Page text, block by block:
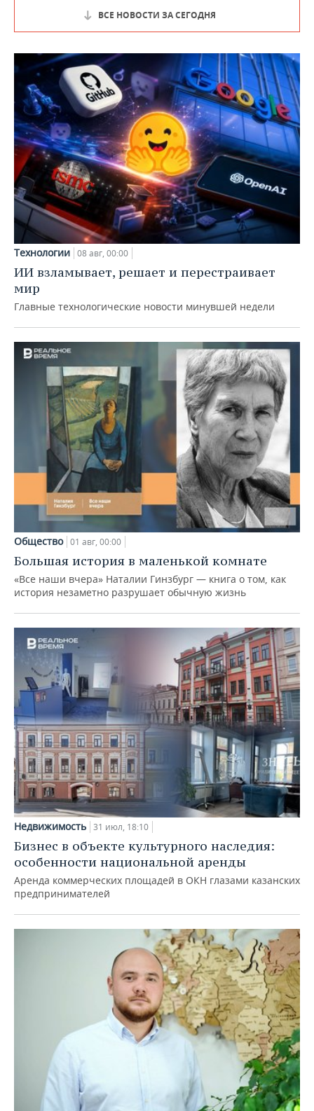
ВСЕ НОВОСТИ ЗА СЕГОДНЯ
Технологии 08 авг, 00:00
ИИ взламывает, решает и перестраивает
мир
Главные технологические новости минувшей недели
Общество 01 авг, 00:00
Большая история в маленькой комнате
«Все наши вчера» Наталии Гинзбург — книга о том, как
история незаметно разрушает обычную жизнь
Недвижимость 31 июл, 18:10
Бизнес в объекте культурного наследия:
особенности национальной аренды
Аренда коммерческих площадей в ОКН глазами казанских
предпринимателей